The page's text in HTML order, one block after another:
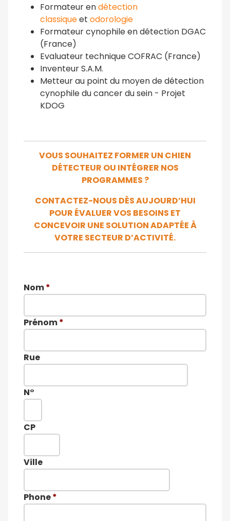
Formateur endétection
classiqueet odorologie
Formateur cynophile en détection DGAC
(France)
Evaluateur technique COFRAC (France)
Inventeur S.A.M.
Metteur au point du moyen de détection
cynophile du cancer du sein - Projet
KDOG
VOUS SOUHAITEZ FORMER UN CHIEN
DÉTECTEUR OU INTÉGRER NOS
PROGRAMMES ?
CONTACTEZ-NOUS DÈS AUJOURD’HUI
POUR ÉVALUER VOS BESOINS ET
CONCEVOIR UNE SOLUTION ADAPTÉE À
VOTRE SECTEUR D’ACTIVITÉ.
Nom*
Prénom*
Rue
N°
CP
Ville
Phone*